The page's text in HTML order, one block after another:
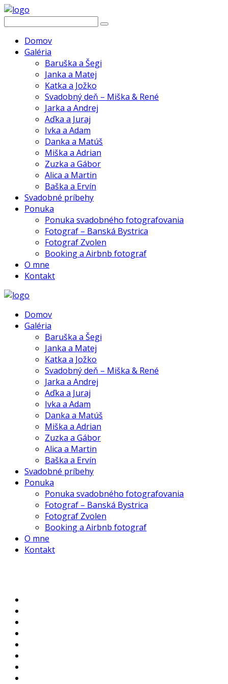
Domov
Galéria
Baruška a Šegi
Janka a Matej
Katka a Jožko
Svadobný deň – Miška & René
Jarka a Andrej
Aďka a Juraj
Ivka a Adam
Danka a Matúš
Miška a Adrian
Zuzka a Gábor
Alica a Martin
Baška a Ervín
Svadobné príbehy
Ponuka
Ponuka svadobného fotografovania
Fotograf – Banská Bystrica
Fotograf Zvolen
Booking a Airbnb fotograf
O mne
Kontakt
Domov
Galéria
Baruška a Šegi
Janka a Matej
Katka a Jožko
Svadobný deň – Miška & René
Jarka a Andrej
Aďka a Juraj
Ivka a Adam
Danka a Matúš
Miška a Adrian
Zuzka a Gábor
Alica a Martin
Baška a Ervín
Svadobné príbehy
Ponuka
Ponuka svadobného fotografovania
Fotograf – Banská Bystrica
Fotograf Zvolen
Booking a Airbnb fotograf
O mne
Kontakt